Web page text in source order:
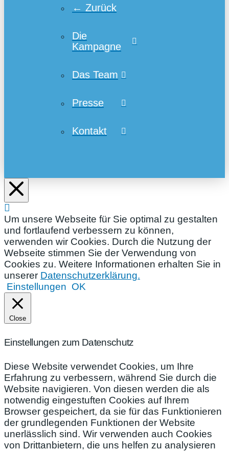
← Zurück
Die
Kampagne
Das Team
Presse
Kontakt
Um unsere Webseite für Sie optimal zu gestalten
und fortlaufend verbessern zu können,
verwenden wir Cookies. Durch die Nutzung der
Webseite stimmen Sie der Verwendung von
Cookies zu. Weitere Informationen erhalten Sie in
unserer Datenschutzerklärung.
Einstellungen OK
Close
Einstellungen zum Datenschutz
Diese Website verwendet Cookies, um Ihre
Erfahrung zu verbessern, während Sie durch die
Website navigieren. Von diesen werden die als
notwendig eingestuften Cookies auf Ihrem
Browser gespeichert, da sie für das Funktionieren
der grundlegenden Funktionen der Website
unerlässlich sind. Wir verwenden auch Cookies
von Drittanbietern, die uns helfen zu analysieren